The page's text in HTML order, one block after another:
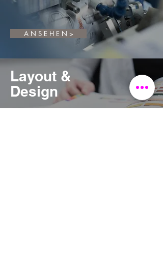
A N S E H E N >
Layout &
Design